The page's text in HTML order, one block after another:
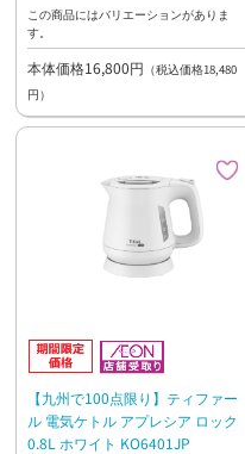
この商品にはバリエーションがありま
す。
本体価格16,800円 （税込価格18,480
円）
【九州で100点限り】ティファー
ル 電気ケトル アプレシア ロック
0.8L ホワイト KO6401JP